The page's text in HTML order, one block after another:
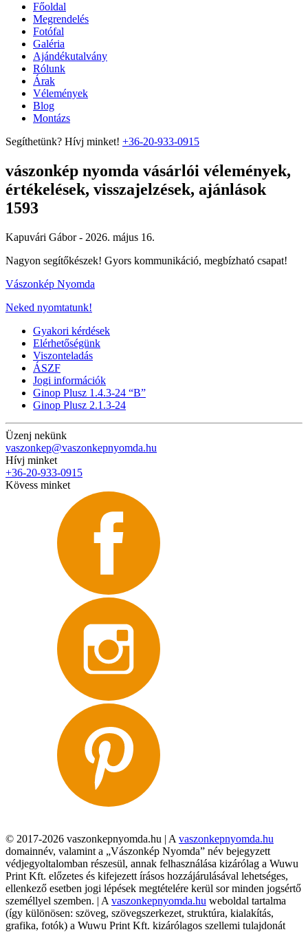
Főoldal
Megrendelés
Fotófal
Galéria
Ajándékutalvány
Rólunk
Árak
Vélemények
Blog
Montázs
Segíthetünk? Hívj minket! +36-20-933-0915
vászonkép nyomda vásárlói vélemények,
értékelések, visszajelzések, ajánlások
1593
Kapuvári Gábor - 2026. május 16.
Nagyon segítőkészek! Gyors kommunikáció, megbízható csapat!
Vászonkép Nyomda
Neked nyomtatunk!
Gyakori kérdések
Elérhetőségünk
Viszonteladás
ÁSZF
Jogi információk
Ginop Plusz 1.4.3-24 “B”
Ginop Plusz 2.1.3-24
Üzenj nekünk
vaszonkep@vaszonkepnyomda.hu
Hívj minket
+36-20-933-0915
Kövess minket
© 2017-2026 vaszonkepnyomda.hu | A vaszonkepnyomda.hu
domainnév, valamint a „Vászonkép Nyomda” név bejegyzett
védjegyoltalomban részesül, annak felhasználása kizárólag a Wuwu
Print Kft. előzetes és kifejezett írásos hozzájárulásával lehetséges,
ellenkező esetben jogi lépések megtételére kerül sor minden jogsértő
személlyel szemben. | A vaszonkepnyomda.hu weboldal tartalma
(így különösen: szöveg, szövegszerkezet, struktúra, kialakítás,
grafika, fotók) a Wuwu Print Kft. kizárólagos szellemi tulajdonát